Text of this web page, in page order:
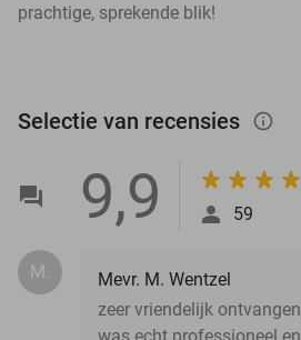
prachtige, sprekende blik!
Selectie van recensies info_outlined
9,9 59
M.
Mevr. M. Wentzel
zeer vriendelijk